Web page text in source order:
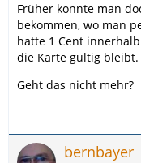
Früher konnte man
bekommen, wo man
hatte 1 Cent
die Karte gültig bleibt.
Geht das nicht mehr?
bernbayer